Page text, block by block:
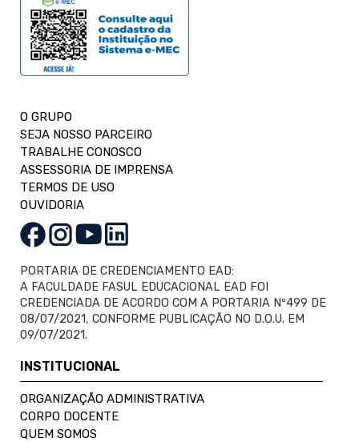
O GRUPO
SEJA NOSSO PARCEIRO
TRABALHE CONOSCO
ASSESSORIA DE IMPRENSA
TERMOS DE USO
OUVIDORIA
PORTARIA DE CREDENCIAMENTO EAD:
A FACULDADE FASUL EDUCACIONAL EAD FOI
CREDENCIADA DE ACORDO COM A PORTARIA Nº499 DE
08/07/2021, CONFORME PUBLICAÇÃO NO D.O.U. EM
09/07/2021.
INSTITUCIONAL
ORGANIZAÇÃO ADMINISTRATIVA
CORPO DOCENTE
QUEM SOMOS